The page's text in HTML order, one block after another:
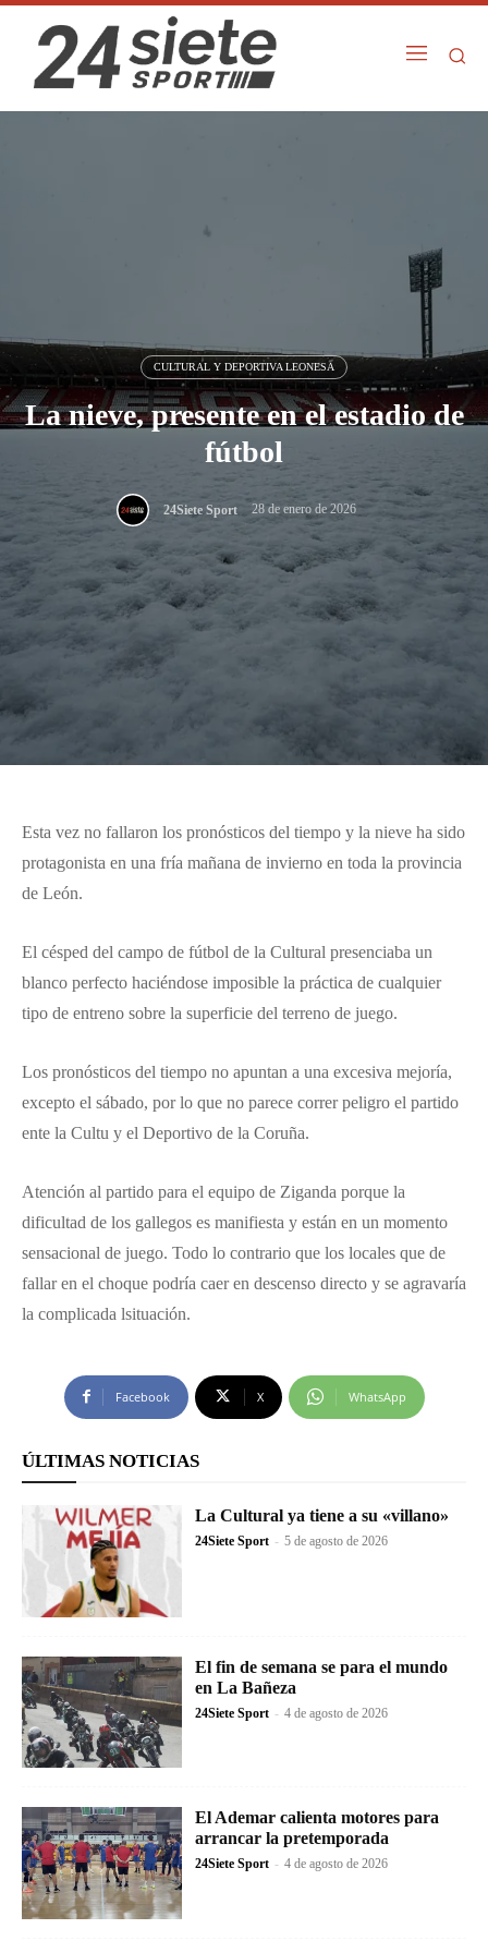
CULTURAL Y DEPORTIVA LEONESA
La nieve, presente en el estadio de
fútbol
24Siete Sport 28 de enero de 2026
Esta vez no fallaron los pronósticos del tiempo y la nieve ha sido
protagonista en una fría mañana de invierno en toda la provincia
de León.
El césped del campo de fútbol de la Cultural presenciaba un
blanco perfecto haciéndose imposible la práctica de cualquier
tipo de entreno sobre la superficie del terreno de juego.
Los pronósticos del tiempo no apuntan a una excesiva mejoría,
excepto el sábado, por lo que no parece correr peligro el partido
ente la Cultu y el Deportivo de la Coruña.
Atención al partido para el equipo de Ziganda porque la
dificultad de los gallegos es manifiesta y están en un momento
sensacional de juego. Todo lo contrario que los locales que de
fallar en el choque podría caer en descenso directo y se agravaría
la complicada lsituación.
Facebook X WhatsApp
ÚLTIMAS NOTICIAS
La Cultural ya tiene a su «villano»
24Siete Sport - 5 de agosto de 2026
El fin de semana se para el mundo
en La Bañeza
24Siete Sport - 4 de agosto de 2026
El Ademar calienta motores para
arrancar la pretemporada
24Siete Sport - 4 de agosto de 2026